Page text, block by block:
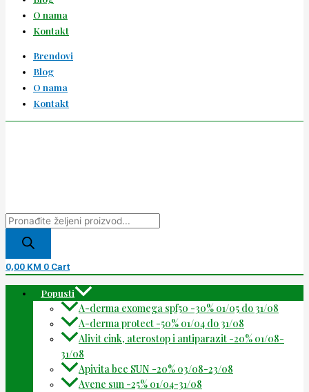
O nama
Kontakt
Brendovi
Blog
O nama
Kontakt
0,00 KM 0 Cart
Popusti
A-derma exomega spf50 -30% 01/05 do 31/08
A-derma protect -50% 01/04 do 31/08
Alivit cink, aterostop i antiparazit -20% 01/08-
31/08
Apivita bee SUN -20% 03/08-23/08
Avene sun -25% 01/04-31/08